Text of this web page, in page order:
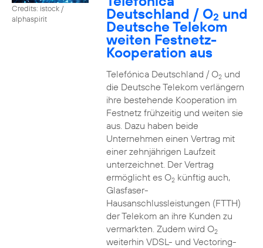
Credits: istock /
alphaspirit
Deutschland / O2 und
Deutsche Telekom
weiten Festnetz-
Kooperation aus
Telefónica Deutschland / O2und
die Deutsche Telekom verlängern
ihre bestehende Kooperation im
Festnetz frühzeitig und weiten sie
aus. Dazu haben beide
Unternehmen einen Vertrag mit
einer zehnjährigen Laufzeit
unterzeichnet. Der Vertrag
ermöglicht es O2künftig auch,
Glasfaser-
Hausanschlussleistungen (FTTH)
der Telekom an ihre Kunden zu
vermarkten. Zudem wird O2
weiterhin VDSL- und Vectoring-